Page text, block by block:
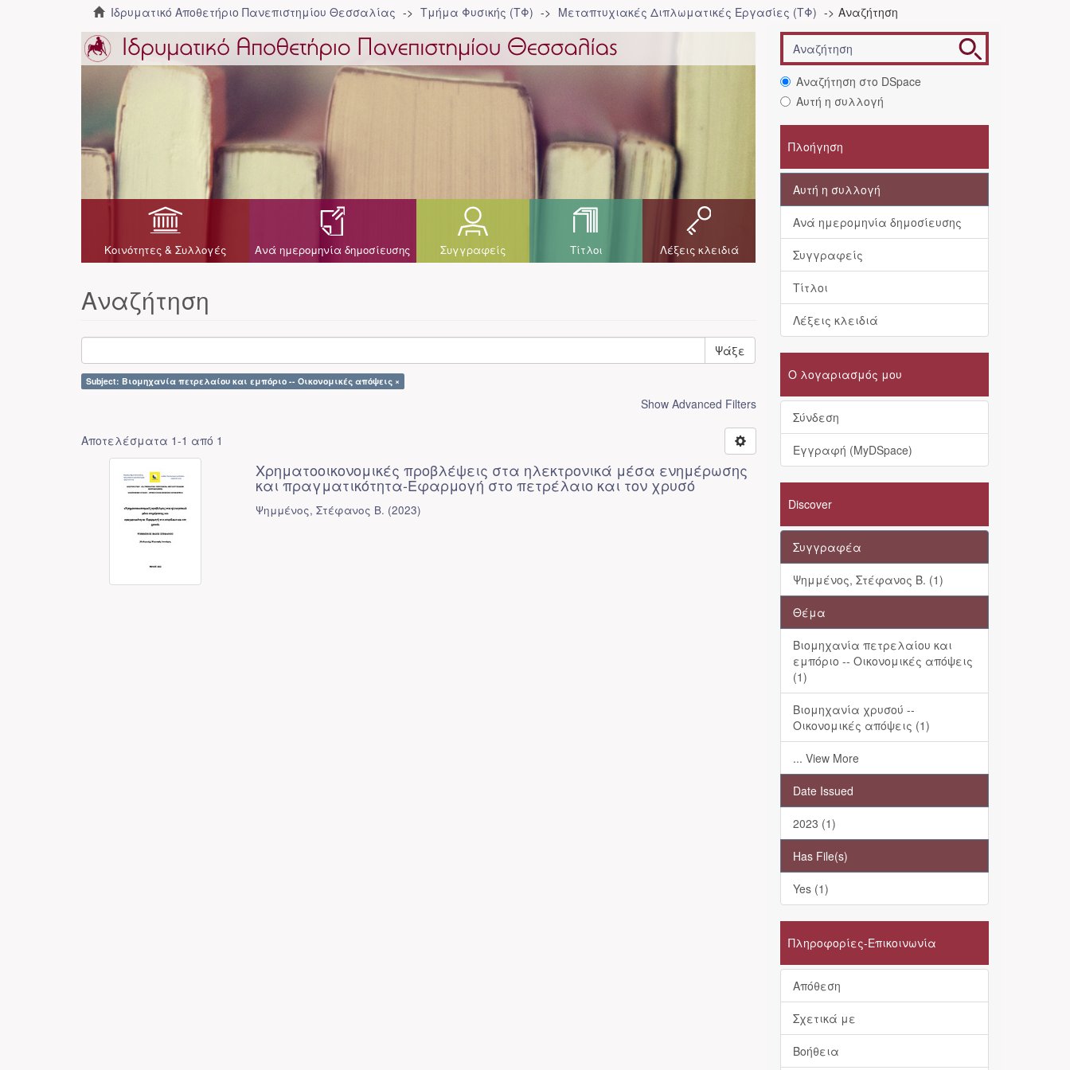
Ιδρυματικό Αποθετήριο Πανεπιστημίου Θεσσαλίας Τμήμα Φυσικής (ΤΦ) Μεταπτυχιακές Διπλωματικές Εργασίες (ΤΦ) Αναζήτηση
Κοινότητες & Συλλογές Ανά ημερομηνία δημοσίευσης Συγγραφείς Τίτλοι Λέξεις κλειδιά
Αναζήτηση
Ψάξε
Subject: Βιομηχανία πετρελαίου και εμπόριο -- Οικονομικές απόψεις ×
Show Advanced Filters
Αποτελέσματα 1-1 από 1
Χρηματοοικονομικές προβλέψεις στα ηλεκτρονικά μέσα ενημέρωσης
και πραγματικότητα-Εφαρμογή στο πετρέλαιο και τον χρυσό
Ψημμένος, Στέφανος Β. (2023)
Αναζήτηση στο DSpace
Αυτή η συλλογή
Πλοήγηση
Αυτή η συλλογή
Ανά ημερομηνία δημοσίευσης
Συγγραφείς
Τίτλοι
Λέξεις κλειδιά
Ο λογαριασμός μου
Σύνδεση
Εγγραφή (MyDSpace)
Discover
Συγγραφέα
Ψημμένος, Στέφανος Β. (1)
Θέμα
Βιομηχανία πετρελαίου και
εμπόριο -- Οικονομικές απόψεις
(1)
Βιομηχανία χρυσού --
Οικονομικές απόψεις (1)
... View More
Date Issued
2023 (1)
Has File(s)
Yes (1)
Πληροφορίες-Επικοινωνία
Απόθεση
Σχετικά με
Βοήθεια